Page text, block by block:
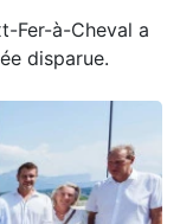
Fer-à-Cheval a
disparue.